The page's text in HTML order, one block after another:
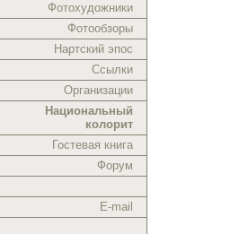
Фотохудожники
Фотообзоры
Нартский эпос
Ссылки
Организации
Национальный
колорит
Гостевая книга
Форум
E-mail